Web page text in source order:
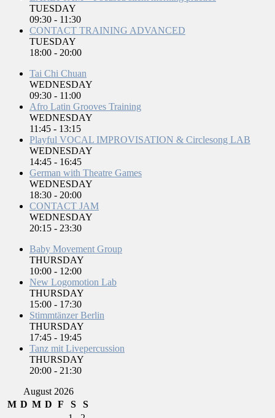
TUESDAY
09:30 - 11:30
CONTACT TRAINING ADVANCED
TUESDAY
18:00 - 20:00
Tai Chi Chuan
WEDNESDAY
09:30 - 11:00
Afro Latin Grooves Training
WEDNESDAY
11:45 - 13:15
Playful VOCAL IMPROVISATION & Circlesong LAB
WEDNESDAY
14:45 - 16:45
German with Theatre Games
WEDNESDAY
18:30 - 20:00
CONTACT JAM
WEDNESDAY
20:15 - 23:30
Baby Movement Group
THURSDAY
10:00 - 12:00
New Logomotion Lab
THURSDAY
15:00 - 17:30
Stimmtänzer Berlin
THURSDAY
17:45 - 19:45
Tanz mit Livepercussion
THURSDAY
20:00 - 21:30
August 2026
M D M D F S
S